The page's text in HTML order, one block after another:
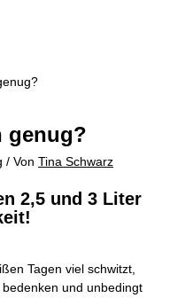
genug?
/ VonTina Schwarz
2,5 und 3 Liter
Tagen viel schwitzt,
und unbedingt